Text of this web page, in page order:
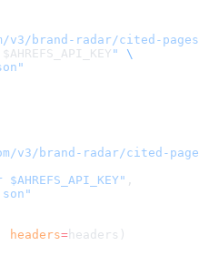
brand-radar/cited-pages
$AHREFS_API_KEY "
\
v3/brand-radar/cited-
,
headers= headers )